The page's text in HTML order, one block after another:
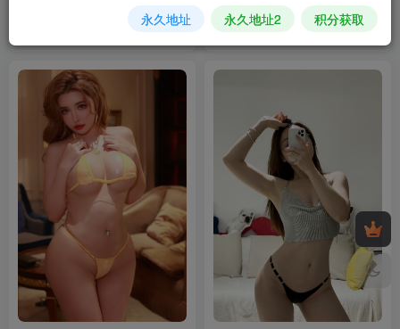
[13P3V-51M]
1月24日 16:39 0
永久地址 永久地址2 积分获取